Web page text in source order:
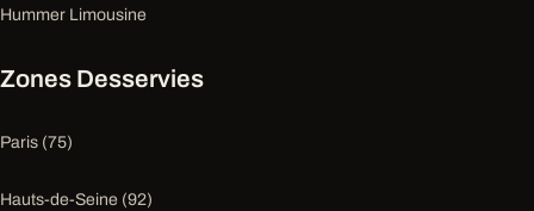
Hummer Limousine
Zones Desservies
Paris (75)
Hauts-de-Seine (92)